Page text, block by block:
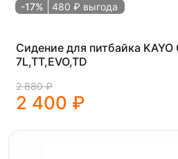
-17% 480 ₽ выгода
Сидение для питбайка KAYO
7L,TT,EVO,TD
2 880 ₽
2 400 ₽